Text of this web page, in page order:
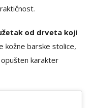
od drveta koji
kožne barske stolice,
karakter